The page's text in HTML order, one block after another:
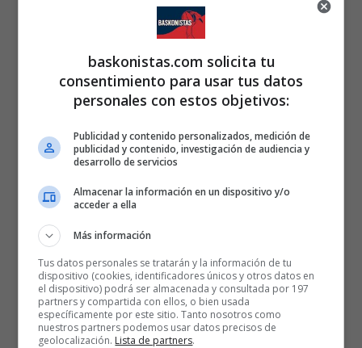
baskonistas.com solicita tu
consentimiento para usar tus datos
personales con estos objetivos:
Publicidad y contenido personalizados, medición de
publicidad y contenido, investigación de audiencia y
desarrollo de servicios
Almacenar la información en un dispositivo y/o
acceder a ella
Más información
Tus datos personales se tratarán y la información de tu
dispositivo (cookies, identificadores únicos y otros datos en
el dispositivo) podrá ser almacenada y consultada por 197
partners y compartida con ellos, o bien usada
específicamente por este sitio. Tanto nosotros como
nuestros partners podemos usar datos precisos de
geolocalización. Lista de partners.